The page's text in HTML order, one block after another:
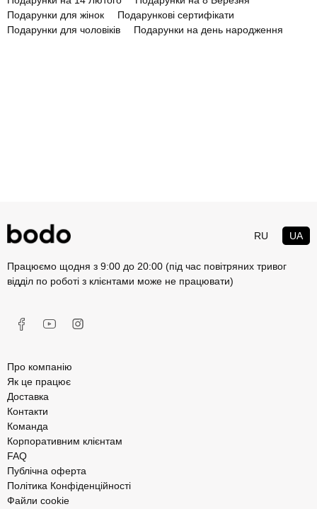
Подарунки для жінок
Подарункові сертифікати
Подарунки для чоловіків
Подарунки на день народження
RU UA
Працюємо щодня з 9:00 до 20:00 (під час повітряних тривог
відділ по роботі з клієнтами може не працювати)
Про компанію
Як це працює
Доставка
Контакти
Команда
Корпоративним клієнтам
FAQ
Публічна оферта
Політика Конфіденційності
Файли cookie